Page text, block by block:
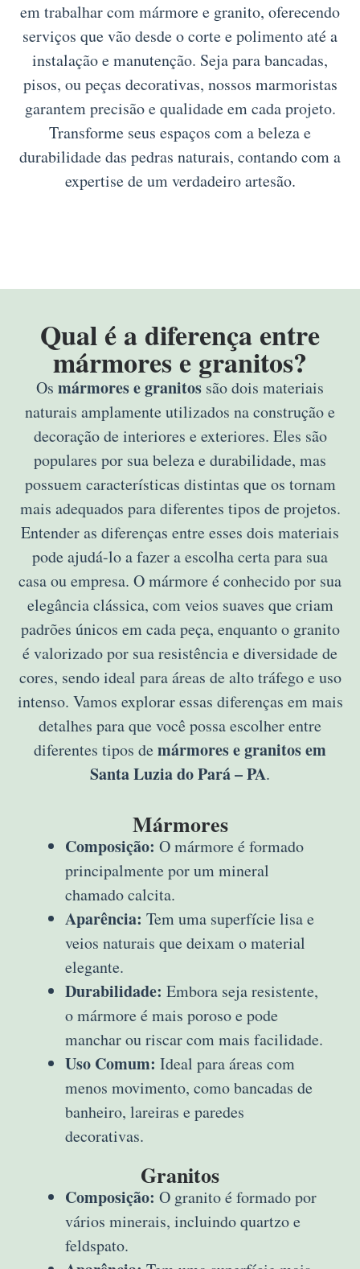
em trabalhar com mármore e granito, oferecendo
serviços que vão desde o corte e polimento até a
instalação e manutenção. Seja para bancadas,
pisos, ou peças decorativas, nossos marmoristas
garantem precisão e qualidade em cada projeto.
Transforme seus espaços com a beleza e
durabilidade das pedras naturais, contando com a
expertise de um verdadeiro artesão.
Qual é a diferença entre
mármores e granitos?
Os mármores e granitos são dois materiais
naturais amplamente utilizados na construção e
decoração de interiores e exteriores. Eles são
populares por sua beleza e durabilidade, mas
possuem características distintas que os tornam
mais adequados para diferentes tipos de projetos.
Entender as diferenças entre esses dois materiais
pode ajudá-lo a fazer a escolha certa para sua
casa ou empresa. O mármore é conhecido por sua
elegância clássica, com veios suaves que criam
padrões únicos em cada peça, enquanto o granito
é valorizado por sua resistência e diversidade de
cores, sendo ideal para áreas de alto tráfego e uso
intenso. Vamos explorar essas diferenças em mais
detalhes para que você possa escolher entre
diferentes tipos de mármores e granitos em
Santa Luzia do Pará – PA.
Mármores
Composição: O mármore é formado
principalmente por um mineral
chamado calcita.
Aparência: Tem uma superfície lisa e
veios naturais que deixam o material
elegante.
Durabilidade: Embora seja resistente,
o mármore é mais poroso e pode
manchar ou riscar com mais facilidade.
Uso Comum: Ideal para áreas com
menos movimento, como bancadas de
banheiro, lareiras e paredes
decorativas.
Granitos
Composição: O granito é formado por
vários minerais, incluindo quartzo e
feldspato.